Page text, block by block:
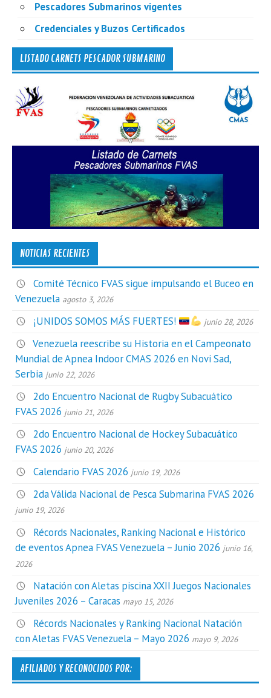
Pescadores Submarinos vigentes
Credenciales y Buzos Certificados
LISTADO CARNETS PESCADOR SUBMARINO
NOTICIAS RECIENTES
Comité Técnico FVAS sigue impulsando el Buceo en
Venezuela agosto 3, 2026
¡UNIDOS SOMOS MÁS FUERTES! junio 28, 2026
Venezuela reescribe su Historia en el Campeonato
Mundial de Apnea Indoor CMAS 2026 en Novi Sad,
Serbia junio 22, 2026
2do Encuentro Nacional de Rugby Subacuático
FVAS 2026 junio 21, 2026
2do Encuentro Nacional de Hockey Subacuático
FVAS 2026 junio 20, 2026
Calendario FVAS 2026 junio 19, 2026
2da Válida Nacional de Pesca Submarina FVAS 2026
junio 19, 2026
Récords Nacionales, Ranking Nacional e Histórico
de eventos Apnea FVAS Venezuela – Junio 2026 junio 16,
2026
Natación con Aletas piscina XXII Juegos Nacionales
Juveniles 2026 – Caracas mayo 15, 2026
Récords Nacionales y Ranking Nacional Natación
con Aletas FVAS Venezuela – Mayo 2026 mayo 9, 2026
AFILIADOS Y RECONOCIDOS POR: